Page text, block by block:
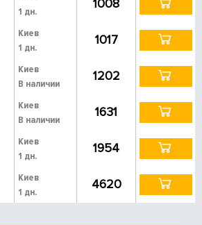
1 дн.
1008
Киев
1 дн.
1017
Киев
В наличии
1202
Киев
В наличии
1631
Киев
1 дн.
1954
Киев
1 дн.
4620